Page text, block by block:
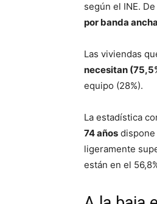
según el INE.
por banda
Las viviendas
necesitan
equipo (28%).
La estadística
74 años
ligeramente
están en el